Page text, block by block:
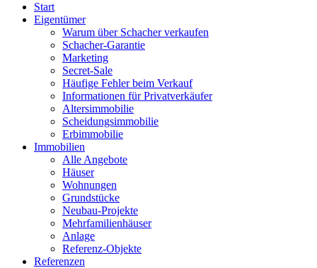
Start
Eigentümer
Warum über Schacher verkaufen
Schacher-Garantie
Marketing
Secret-Sale
Häufige Fehler beim Verkauf
Informationen für Privatverkäufer
Altersimmobilie
Scheidungsimmobilie
Erbimmobilie
Immobilien
Alle Angebote
Häuser
Wohnungen
Grundstücke
Neubau-Projekte
Mehrfamilienhäuser
Anlage
Referenz-Objekte
Referenzen